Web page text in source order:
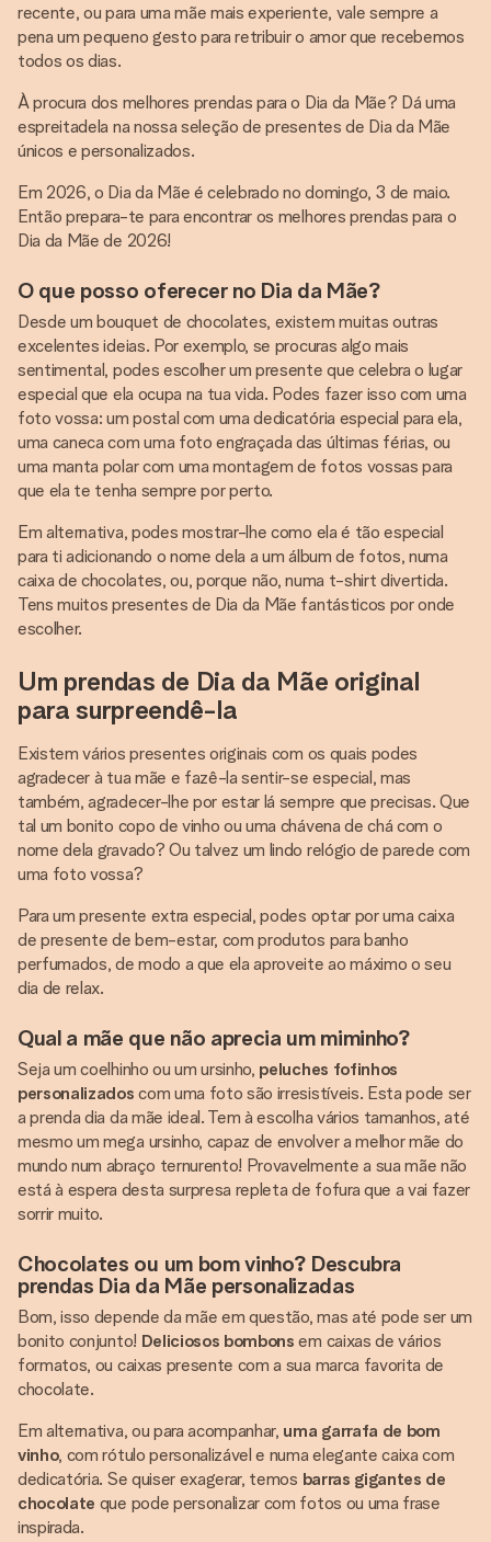
recente, ou para uma mãe mais experiente, vale sempre a
pena um pequeno gesto para retribuir o amor que recebemos
todos os dias.
À procura dos melhores prendas para o Dia da Mãe? Dá uma
espreitadela na nossa seleção de presentes de Dia da Mãe
únicos e personalizados.
Em 2026, o Dia da Mãe é celebrado no domingo, 3 de maio.
Então prepara-te para encontrar os melhores prendas para o
Dia da Mãe de 2026!
O que posso oferecer no Dia da Mãe?
Desde um bouquet de chocolates, existem muitas outras
excelentes ideias. Por exemplo, se procuras algo mais
sentimental, podes escolher um presente que celebra o lugar
especial que ela ocupa na tua vida. Podes fazer isso com uma
foto vossa: um postal com uma dedicatória especial para ela,
uma caneca com uma foto engraçada das últimas férias, ou
uma manta polar com uma montagem de fotos vossas para
que ela te tenha sempre por perto.
Em alternativa, podes mostrar-lhe como ela é tão especial
para ti adicionando o nome dela a um álbum de fotos, numa
caixa de chocolates, ou, porque não, numa t-shirt divertida.
Tens muitos presentes de Dia da Mãe fantásticos por onde
escolher.
Um prendas de Dia da Mãe original
para surpreendê-la
Existem vários presentes originais com os quais podes
agradecer à tua mãe e fazê-la sentir-se especial, mas
também, agradecer-lhe por estar lá sempre que precisas. Que
tal um bonito copo de vinho ou uma chávena de chá com o
nome dela gravado? Ou talvez um lindo relógio de parede com
uma foto vossa?
Para um presente extra especial, podes optar por uma caixa
de presente de bem-estar, com produtos para banho
perfumados, de modo a que ela aproveite ao máximo o seu
dia de relax.
Qual a mãe que não aprecia um miminho?
Seja um coelhinho ou um ursinho, peluches fofinhos
personalizados com uma foto são irresistíveis. Esta pode ser
a prenda dia da mãe ideal. Tem à escolha vários tamanhos, até
mesmo um mega ursinho, capaz de envolver a melhor mãe do
mundo num abraço ternurento! Provavelmente a sua mãe não
está à espera desta surpresa repleta de fofura que a vai fazer
sorrir muito.
Chocolates ou um bom vinho? Descubra
prendas Dia da Mãe personalizadas
Bom, isso depende da mãe em questão, mas até pode ser um
bonito conjunto! Deliciosos bombons em caixas de vários
formatos, ou caixas presente com a sua marca favorita de
chocolate.
Em alternativa, ou para acompanhar, uma garrafa de bom
vinho, com rótulo personalizável e numa elegante caixa com
dedicatória. Se quiser exagerar, temos barras gigantes de
chocolate que pode personalizar com fotos ou uma frase
inspirada.